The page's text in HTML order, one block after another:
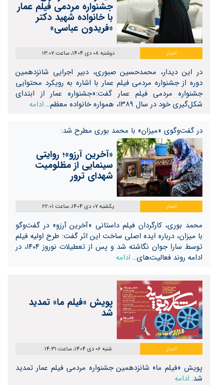
جشنواره مردمی فیلم عمار
با خانواده شهید دکتر
«فریدون عباسی»
اخبار دوشنبه 08 دی 1404، ساعت 13:07
در این دیدار، محمدحسین صبوری، دبیر اجرایی شانزدهمین
دوره از جشنواره مردمی فیلم عمار با اشاره به رویکرد محتوایی
جشنواره مردمی فیلم عمار گفت:«جشنواره عمار از ابتدای
شکل‌گیری خود در سال ۱۳۸۹، همواره خانواده معظم…
ادامه
در گفت‌و‌گوی «میزان» با محمد بوری مطرح شد:
«آخرین آرزو»؛ روایتی
سینمایی از مظلومیت
شهدای ترور
اخبار یکشنبه 07 دی 1404، ساعت 22:01
محمد بوری، کارگردان فیلم داستانی «آخرین آرزو» در گفت‌و‌گو
با میزان، درباره ایده اصلی ساخت این اثر گفت: طرح اولیه فیلم
توسط سارا جوان نگاشته شد و پس از تعطیلات نوروز ۱۴۰۴، در
ادامه روند فعالیت‌های… ادامه
پویش «فیلم ما» تمدید
شد
اخبار شنبه 06 دی 1404، ساعت 14:31
پویش «فیلم ما» شانزدهمین جشنواره مردمی فیلم عمار تمدید
شد. ادامه